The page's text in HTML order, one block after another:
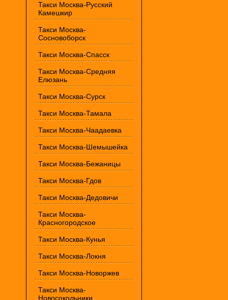
Такси Москва-Русский
Камешкир
Такси Москва-
Сосновоборск
Такси Москва-Спасск
Такси Москва-Средняя
Елюзань
Такси Москва-Сурск
Такси Москва-Тамала
Такси Москва-Чаадаевка
Такси Москва-Шемышейка
Такси Москва-Бежаницы
Такси Москва-Гдов
Такси Москва-Дедовичи
Такси Москва-
Красногородское
Такси Москва-Кунья
Такси Москва-Локня
Такси Москва-Новоржев
Такси Москва-
Новосокольники